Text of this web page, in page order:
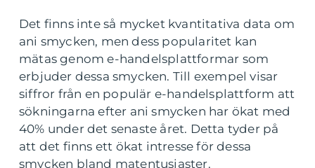
Det finns inte så mycket kvantitativa data om
ani smycken, men dess popularitet kan
mätas genom e-handelsplattformar som
erbjuder dessa smycken. Till exempel visar
siffror från en populär e-handelsplattform att
sökningarna efter ani smycken har ökat med
40% under det senaste året. Detta tyder på
att det finns ett ökat intresse för dessa
smycken bland matentusiaster.